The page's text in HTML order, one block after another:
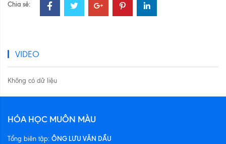
Chia sẻ:
VIDEO
Không có dữ liệu
HÓA HỌC MUÔN MÀU
Tổng biên tập: ÔNG LƯU VĂN DẦU